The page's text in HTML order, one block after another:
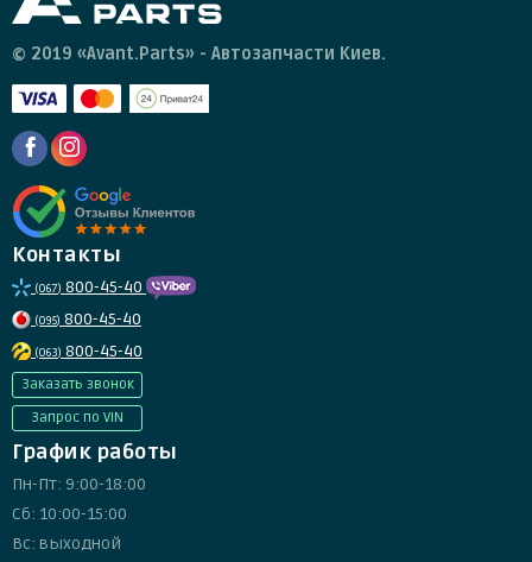
© 2019 «Avant.Parts» - Автозапчасти Киев.
Контакты
(067) 800-45-40
(095) 800-45-40
(063) 800-45-40
Заказать звонок
Запрос по VIN
График работы
Пн-Пт: 9:00-18:00
Сб: 10:00-15:00
Вс: выходной